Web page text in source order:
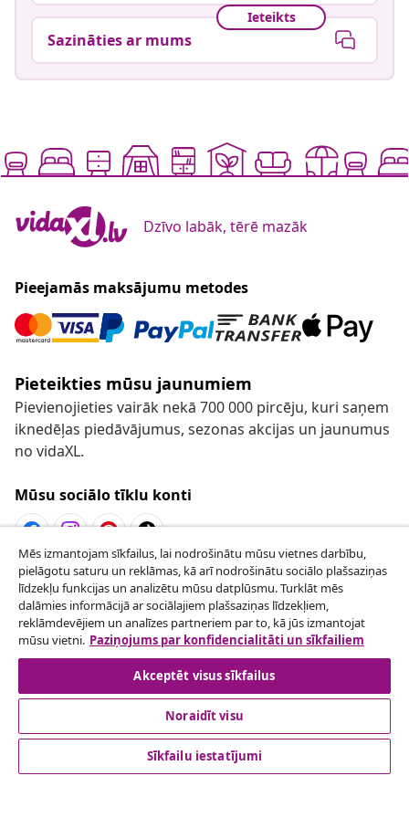
Ieteikts
Sazināties ar mums
Dzīvo labāk, tērē mazāk
Pieejamās maksājumu metodes
Pieteikties mūsu jaunumiem
Pievienojieties vairāk nekā 700 000 pircēju, kuri saņem
iknedēļas piedāvājumus, sezonas akcijas un jaunumus
no vidaXL.
Mūsu sociālo tīklu konti
Atteikties no līguma
Iesniegt pieprasījumu par atteikšanos no
pasūtījuma.
Atteikties no līguma
klientu apkalpoanaš
Mēs izmantojam sīkfailus, lai nodrošinātu mūsu vietnes darbību,
pielāgotu saturu un reklāmas, kā arī nodrošinātu sociālo plašsaziņas
līdzekļu funkcijas un analizētu mūsu datplūsmu. Turklāt mēs
dalāmies informācijā ar sociālajiem plašsaziņas līdzekļiem,
reklāmdevējiem un analīzes partneriem par to, kā jūs izmantojat
mūsu vietni. Paziņojums par konfidencialitāti un sīkfailiem
Akceptēt visus sīkfailus
Noraidīt visu
Sīkfailu iestatījumi